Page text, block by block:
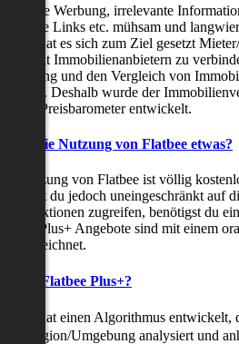
Werbung, irrelevante
Links etc. mühsam und
hat es sich zum Ziel gesetzt
mit Immobilienanbietern zu
und den Vergleich von
Deshalb wurde der
Preisbarometer entwickelt.
die Nutzung von Flatbee etwas?
Nutzung von Flatbee ist völlig
du jedoch uneingeschränkt auf
zugreifen, benötigst du
Plus+ Angebote sind mit einem
ist Flatbee Plus+?
hat einen Algorithmus entwickelt,
Region/Umgebung analysiert und